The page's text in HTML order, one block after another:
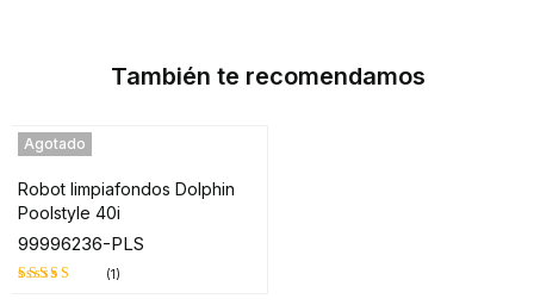
También te recomendamos
Agotado
Robot limpiafondos Dolphin
Poolstyle 40i
99996236-PLS
(1)